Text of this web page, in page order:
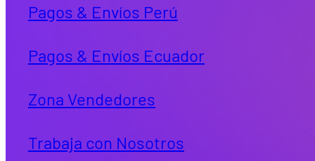
Pagos & Envíos Perú
Pagos & Envíos Ecuador
Zona Vendedores
Trabaja con Nosotros